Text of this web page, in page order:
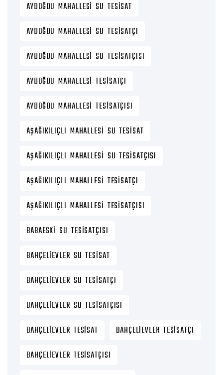
AYDOĞDU MAHALLESI SU TESISAT
AYDOĞDU MAHALLESI SU TESISATÇI
AYDOĞDU MAHALLESI SU TESISATÇISI
AYDOĞDU MAHALLESI TESISATÇI
AYDOĞDU MAHALLESI TESISATÇISI
AŞAĞIKILIÇLI MAHALLESI SU TESISAT
AŞAĞIKILIÇLI MAHALLESI SU TESISATÇISI
AŞAĞIKILIÇLI MAHALLESI TESISATÇI
AŞAĞIKILIÇLI MAHALLESI TESISATÇISI
BABAESKI SU TESISATÇISI
BAHÇELIEVLER SU TESISAT
BAHÇELIEVLER SU TESISATÇI
BAHÇELIEVLER SU TESISATÇISI
BAHÇELIEVLER TESISAT
BAHÇELIEVLER TESISATÇI
BAHÇELIEVLER TESISATÇISI